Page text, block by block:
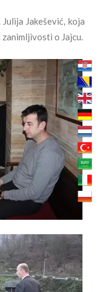
Jakešević, koja
o Jajcu.